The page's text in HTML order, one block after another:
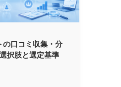
の口コミ収集・分
択肢と選定基準